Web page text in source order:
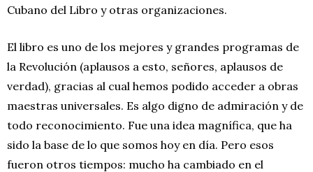
Cubano del Libro y otras organizaciones.
El libro es uno de los mejores y grandes programas de
la Revolución (aplausos a esto, señores, aplausos de
verdad), gracias al cual hemos podido acceder a obras
maestras universales. Es algo digno de admiración y de
todo reconocimiento. Fue una idea magnífica, que ha
sido la base de lo que somos hoy en día. Pero esos
fueron otros tiempos: mucho ha cambiado en el